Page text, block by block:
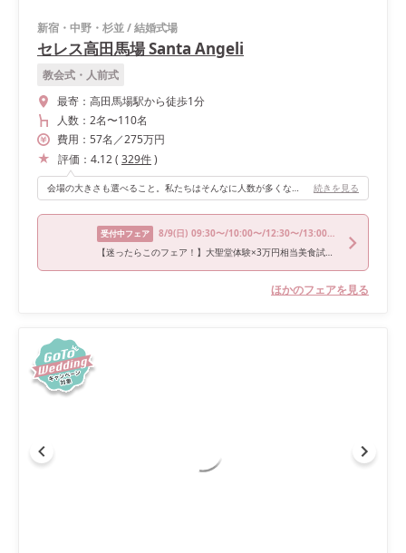
新宿・中野・杉並/結婚式場
セレス高田馬場 Santa Angeli
教会式・人前式
最寄： 高田馬場駅から徒歩1分
人数： 2名〜110名
費用： 57名 ／275万円
評価： 4.12( 329件)
会場の大きさも選べること。私たちはそんなに人数が多くなく、 会場の雰囲気が土つくりで可愛い会場がとても好きでした。 続きを見る
受付中フェア 8/9(日) 09:30〜/10:00〜/12:30〜/13:00〜/16:00〜
【迷ったらこのフェア！】大聖堂体験×3万円相当美食試食フェア
ほかのフェアを見る